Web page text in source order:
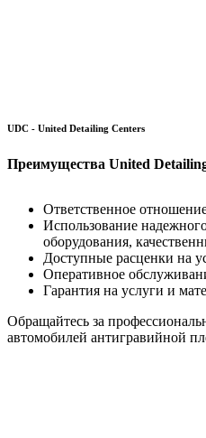
UDC - United Detailing Centers
Преимущества United
Ответственное
Использование
оборудования,
Доступные расценки на
Оперативное
Гарантия на услуги и
Обращайтесь за
автомобилей антигравийной